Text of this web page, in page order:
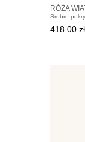
RÓŻA
Srebro
418.00 zł